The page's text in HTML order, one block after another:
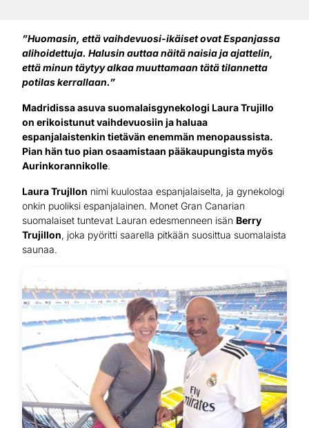
”Huomasin, että vaihdevuosi-ikäiset ovat Espanjassa
alihoidettuja. Halusin auttaa näitä naisia ja ajattelin,
että minun täytyy alkaa muuttamaan tätä tilannetta
potilas kerrallaan.”
Madridissa asuva suomalaisgynekologi Laura Trujillo
on erikoistunut vaihdevuosiin ja haluaa
espanjalaistenkin tietävän enemmän menopaussista.
Pian hän tuo pian osaamistaan pääkaupungista myös
Aurinkorannikolle.
Laura Trujllon nimi kuulostaa espanjalaiselta, ja gynekologi
onkin puoliksi espanjalainen. Monet Gran Canarian
suomalaiset tuntevat Lauran edesmenneen isän Berry
Trujillon, joka pyöritti saarella pitkään suosittua suomalaista
saunaa.